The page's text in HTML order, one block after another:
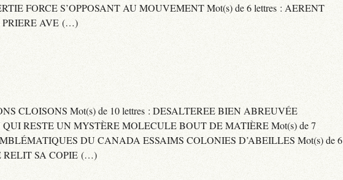
FORCE S’OPPOSANT AU MOUVEMENT Mot(s) de 6 lettres : AERENT
PRIERE AVE (…)
CLOISONS Mot(s) de 10 lettres : DESALTEREE BIEN ABREUVÉE
RESTE UN MYSTÈRE MOLECULE BOUT DE MATIÈRE Mot(s) de 7
DU CANADA ESSAIMS COLONIES D’ABEILLES Mot(s) de 6
RELIT SA COPIE (…)